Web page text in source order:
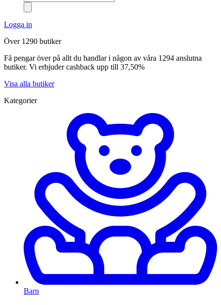
Logga in
Över 1290 butiker
Få pengar över på allt du handlar i någon av våra 1294 anslutna
butiker. Vi erbjuder cashback upp till 37,50%
Visa alla butiker
Kategorier
Barn